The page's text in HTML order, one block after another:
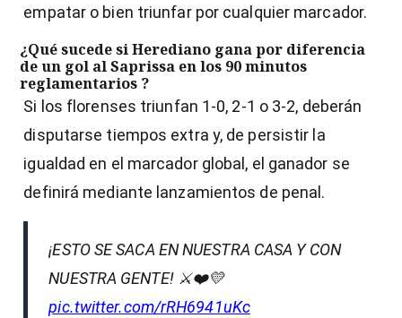
empatar o bien triunfar por cualquier marcador.
¿Qué sucede si Herediano gana por diferencia
de un gol al Saprissa en los 90 minutos
reglamentarios ?
Si los florenses triunfan 1-0, 2-1 o 3-2, deberán
disputarse tiempos extra y, de persistir la
igualdad en el marcador global, el ganador se
definirá mediante lanzamientos de penal.
¡ESTO SE SACA EN NUESTRA CASA Y CON
NUESTRA GENTE! ⚔️❤️💛
pic.twitter.com/rRH6941uKc